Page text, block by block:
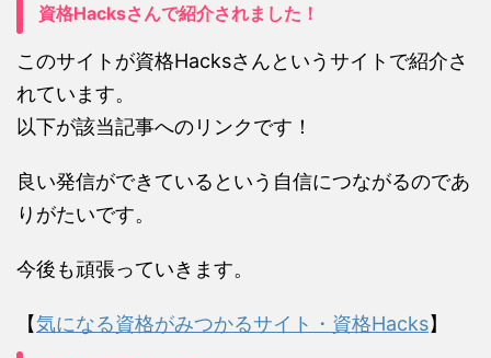
資格Hacksさんで紹介されました！
このサイトが資格Hacksさんというサイトで紹介さ
れています。
以下が該当記事へのリンクです！
良い発信ができているという自信につながるのであ
りがたいです。
今後も頑張っていきます。
【気になる資格がみつかるサイト・資格Hacks】